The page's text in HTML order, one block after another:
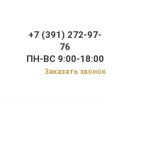
+7 (391) 272-97-
76
ПН-ВС 9:00-18:00
Заказать звонок